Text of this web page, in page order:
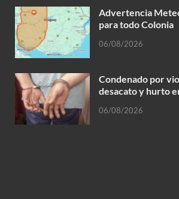
Advertencia
para todo Colonia
06/08/2026
Condenado por
desacato y hurto
06/08/2026